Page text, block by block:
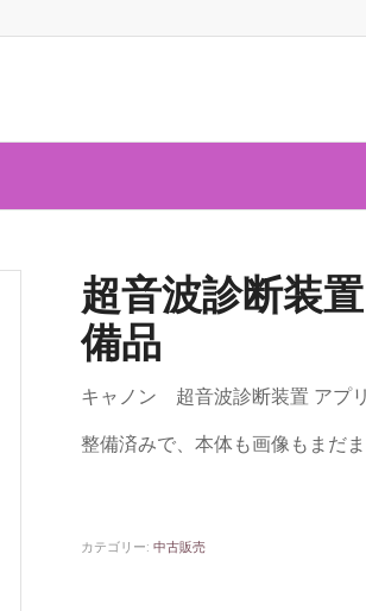
超音波診断装
備品
キャノン 超音波診断装置 アプ
整備済みで、本体も画像もまだま
カテゴリー:中古販売